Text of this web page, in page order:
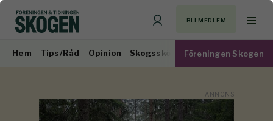
BLI MEDLEM
Hem Tips/Råd Opinion Skogsskötsel Virkesmarknad
Föreningen Skogen